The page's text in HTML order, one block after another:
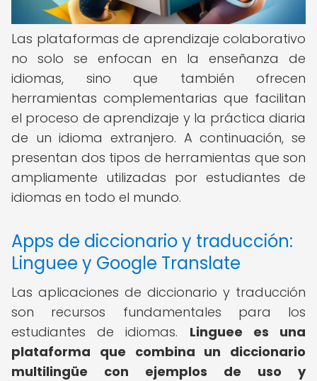
Las plataformas de aprendizaje colaborativo
no solo se enfocan en la enseñanza de
idiomas, sino que también ofrecen
herramientas complementarias que facilitan
el proceso de aprendizaje y la práctica diaria
de un idioma extranjero. A continuación, se
presentan dos tipos de herramientas que son
ampliamente utilizadas por estudiantes de
idiomas en todo el mundo.
Apps de diccionario y traducción:
Linguee y Google Translate
Las aplicaciones de diccionario y traducción
son recursos fundamentales para los
estudiantes de idiomas. Linguee es una
plataforma que combina un diccionario
multilingüe con ejemplos de uso y